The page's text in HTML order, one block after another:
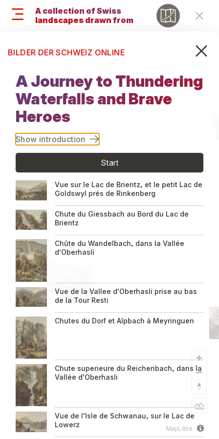
main
Search
menu
of Swiss
landscapes
drawn from
nature, on a
journey
through the
Ober-Hasly
Valley and
the cantons
of Schwyz
and Uri, 1797
Informationen
zur
About us
A collection of Swiss
landscapes drawn from
the cantons of Schwyz and
Uri, 1797
BILDER DER SCHWEIZ ONLINE
A Journey to Thundering
Waterfalls and Brave
Heroes
Show introduction
Start
Vue sur le Lac de Brientz, et le petit Lac de
Goldswyl prés de Rinkenberg
Chute du Giessbach au Bord du Lac de
Brientz
Chûte du Wandelbach, dans la Vallée
d'Oberhasli
Vue de la Vallee d'Oberhasli prise au bas
de la Tour Resti
Chutes du Dorf et Alpbach à Meyringuen
Chute superieure du Reichenbach, dans la
Vallée d'Oberhasli
Vue de l'Isle de Schwanau, sur le Lac de
Lowerz
Light
MapLibre